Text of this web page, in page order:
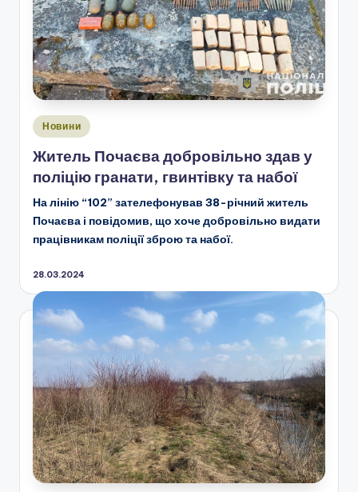
Опубліковано
Новини
Житель Почаєва добровільно здав у
поліцію гранати, гвинтівку та набої
На лінію “102” зателефонував 38-річний житель
Почаєва і повідомив, що хоче добровільно видати
працівникам поліції зброю та набої.
28.03.2024